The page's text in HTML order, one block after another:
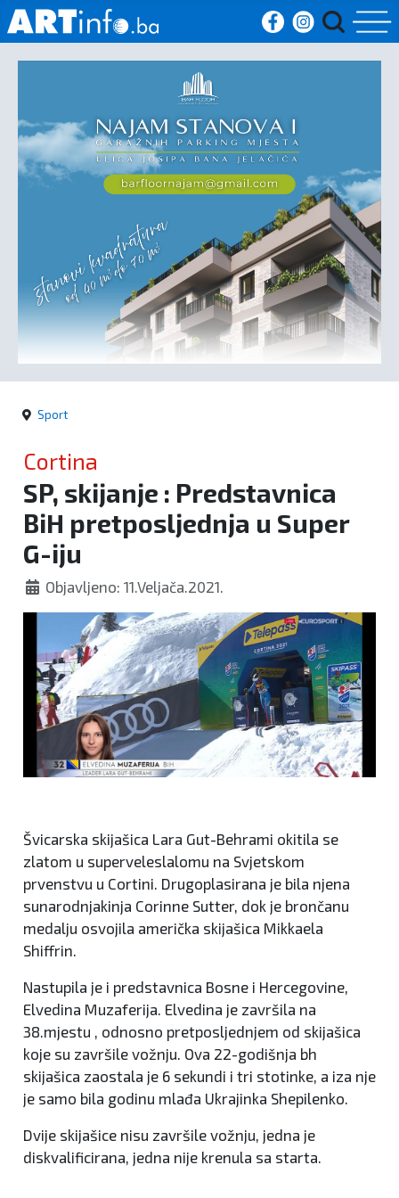
Vijesti
Sport
Crna
kronika
Politika
Sport
Cortina
SP, skijanje : Predstavnica
BiH pretposljednja u Super
G-iju
Objavljeno: 11.Veljača.2021.
Švicarska skijašica Lara Gut-Behrami okitila se
zlatom u superveleslalomu na Svjetskom
prvenstvu u Cortini. Drugoplasirana je bila njena
sunarodnjakinja Corinne Sutter, dok je brončanu
medalju osvojila američka skijašica Mikkaela
Shiffrin.
Nastupila je i predstavnica Bosne i Hercegovine,
Elvedina Muzaferija. Elvedina je završila na
38.mjestu , odnosno pretposljednjem od skijašica
koje su završile vožnju. Ova 22-godišnja bh
skijašica zaostala je 6 sekundi i tri stotinke, a iza nje
je samo bila godinu mlađa Ukrajinka Shepilenko.
Dvije skijašice nisu završile vožnju, jedna je
diskvalificirana, jedna nije krenula sa starta.